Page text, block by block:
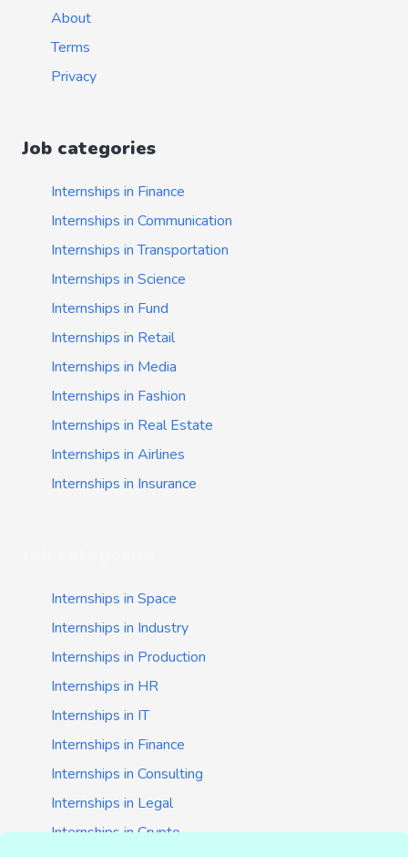
About
Terms
Privacy
Job categories
Internships in Finance
Internships in Communication
Internships in Transportation
Internships in Science
Internships in Fund
Internships in Retail
Internships in Media
Internships in Fashion
Internships in Real Estate
Internships in Airlines
Internships in Insurance
Internships in Space
Internships in Industry
Internships in Production
Internships in HR
Internships in IT
Internships in Finance
Internships in Consulting
Internships in Legal
Internships in Crypto